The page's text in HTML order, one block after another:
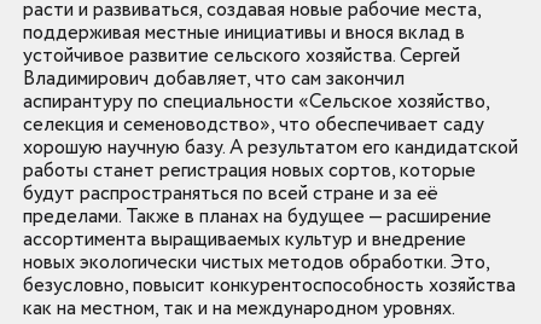
расти и развиваться, создавая новые рабочие места,
поддерживая местные инициативы и внося вклад в
устойчивое развитие сельского хозяйства. Сергей
Владимирович добавляет, что сам закончил
аспирантуру по специальности «Сельское хозяйство,
селекция и семеноводство», что обеспечивает саду
хорошую научную базу. А результатом его кандидатской
работы станет регистрация новых сортов, которые
будут распространяться по всей стране и за её
пределами. Также в планах на будущее — расширение
ассортимента выращиваемых культур и внедрение
новых экологически чистых методов обработки. Это,
безусловно, повысит конкурентоспособность хозяйства
как на местном, так и на международном уровнях.